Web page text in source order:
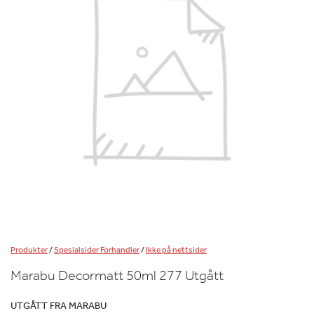
Produkter/Spesialsider Forhandler/Ikke på nettsider
Marabu Decormatt 50ml 277 Utgått
UTGÅTT FRA MARABU